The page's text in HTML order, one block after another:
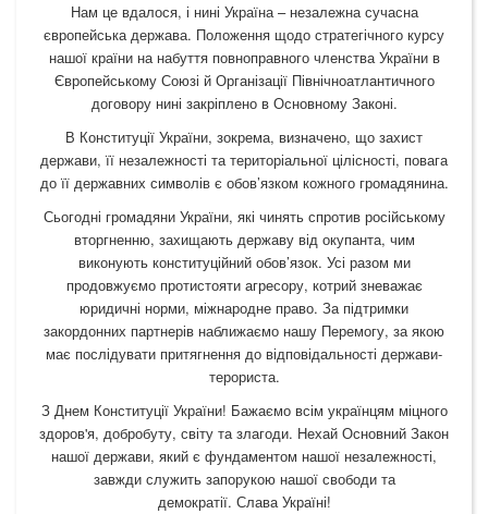
Нам це вдалося, і нині Україна – незалежна сучасна
європейська держава. Положення щодо стратегічного курсу
нашої країни на набуття повноправного членства України в
Європейському Союзі й Організації Північноатлантичного
договору нині закріплено в Основному Законі.
В Конституції України, зокрема, визначено, що захист
держави, її незалежності та територіальної цілісності, повага
до її державних символів є обов’язком кожного громадянина.
Сьогодні громадяни України, які чинять спротив російському
вторгненню, захищають державу від окупанта, чим
виконують конституційний обов’язок. Усі разом ми
продовжуємо протистояти агресору, котрий зневажає
юридичні норми, міжнародне право. За підтримки
закордонних партнерів наближаємо нашу Перемогу, за якою
має послідувати притягнення до відповідальності держави-
терориста.
З Днем Конституції України! Бажаємо всім українцям міцного
здоров'я, добробуту, світу та злагоди. Нехай Основний Закон
нашої держави, який є фундаментом нашої незалежності,
завжди служить запорукою нашої свободи та
демократії. Слава Україні!